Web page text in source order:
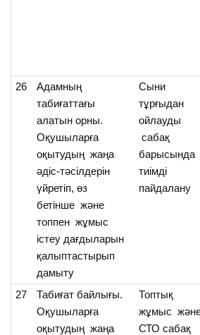
26
Адамның
табиғаттағы
алатын орны.
Оқушыларға
оқытудың жаңа
әдіс-тәсілдерін
үйретіп, өз
бетінше және
топпен жұмыс
істеу дағдыларын
қалыптастырып
дамыту
Cыни
тұрғыдан
ойлауды
сабақ
барысында
тиімді
пайдалану
27
Табиғат байлығы.
Оқушыларға
оқытудың жаңа
Топтық
жұмыс
СТО сабақ